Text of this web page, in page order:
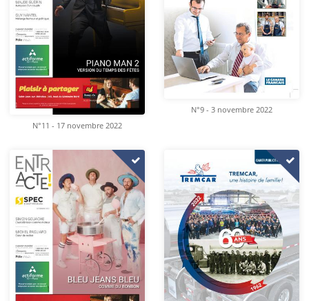
N°11 - 17 novembre 2022
N°9 - 3 novembre 2022